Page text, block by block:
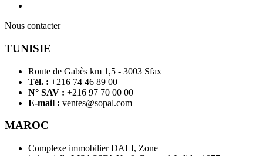
Nous contacter
TUNISIE
Route de Gabès km 1,5 - 3003 Sfax
Tél. : +216 74 46 89 00
N° SAV : +216 97 70 00 00
E-mail : ventes@sopal.com
MAROC
Complexe immobilier DALI, Zone